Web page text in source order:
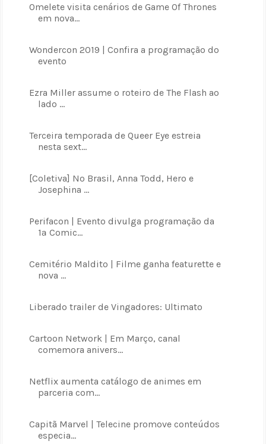
Omelete visita cenários de Game Of Thrones
em nova...
Wondercon 2019 | Confira a programação do
evento
Ezra Miller assume o roteiro de The Flash ao
lado ...
Terceira temporada de Queer Eye estreia
nesta sext...
[Coletiva] No Brasil, Anna Todd, Hero e
Josephina ...
Perifacon | Evento divulga programação da
1ª Comic...
Cemitério Maldito | Filme ganha featurette e
nova ...
Liberado trailer de Vingadores: Ultimato
Cartoon Network | Em Março, canal
comemora anivers...
Netflix aumenta catálogo de animes em
parceria com...
Capitã Marvel | Telecine promove conteúdos
especia...